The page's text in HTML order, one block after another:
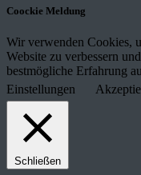
Coockie Meldung
Wir verwenden Cookies,
Website zu verbessern
bestmögliche Erfahrung
Einstellungen
Schließen